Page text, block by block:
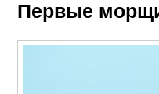
Первые